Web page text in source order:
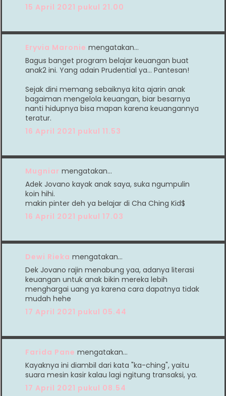
15 April 2021 pukul 21.00
Eryvia Maronie mengatakan…
Bagus banget program belajar keuangan buat
anak2 ini. Yang adain Prudential ya... Pantesan!
Sejak dini memang sebaiknya kita ajarin anak
bagaiman mengelola keuangan, biar besarnya
nanti hidupnya bisa mapan karena keuangannya
teratur.
16 April 2021 pukul 11.53
Mugniar mengatakan…
Adek Jovano kayak anak saya, suka ngumpulin
koin hihi.
makin pinter deh ya belajar di Cha Ching Kid$
16 April 2021 pukul 17.03
Dewi Rieka mengatakan…
Dek Jovano rajin menabung yaa, adanya literasi
keuangan untuk anak bikin mereka lebih
menghargai uang ya karena cara dapatnya tidak
mudah hehe
17 April 2021 pukul 05.44
Farida Pane mengatakan…
Kayaknya ini diambil dari kata "ka-ching", yaitu
suara mesin kasir kalau lagi ngitung transaksi, ya.
17 April 2021 pukul 08.54